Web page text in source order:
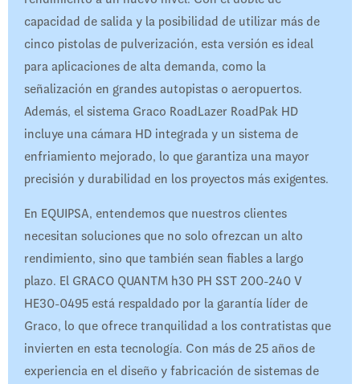
capacidad de salida y la posibilidad de utilizar más de
cinco pistolas de pulverización, esta versión es ideal
para aplicaciones de alta demanda, como la
señalización en grandes autopistas o aeropuertos.
Además, el sistema Graco RoadLazer RoadPak HD
incluye una cámara HD integrada y un sistema de
enfriamiento mejorado, lo que garantiza una mayor
precisión y durabilidad en los proyectos más exigentes.
En EQUIPSA, entendemos que nuestros clientes
necesitan soluciones que no solo ofrezcan un alto
rendimiento, sino que también sean fiables a largo
plazo. El GRACO QUANTM h30 PH SST 200-240 V
HE30-0495 está respaldado por la garantía líder de
Graco, lo que ofrece tranquilidad a los contratistas que
invierten en esta tecnología. Con más de 25 años de
experiencia en el diseño y fabricación de sistemas de